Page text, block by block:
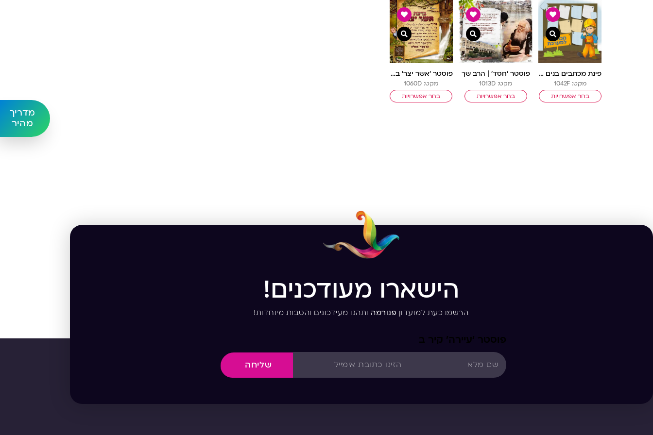
מדריך
מהיר
פינת מכתבים בנים | בנאים
מקט: 1042F
בחר אפשרויות
צפייה מהירה
פוסטר ‘חסד’ | הרב שך
מקט: 1013D
בחר אפשרויות
צפייה מהירה
פוסטר ‘אשר יצר’ בנות
מקט: 1060D
בחר אפשרויות
צפייה מהירה
הישארו מעודכנים!
הרשמו כעת למועדון פנורמה ותהנו מעידכונים והטבות מיוחדות!
פוסטר ‘עיירה’ קיר ב
שליחה